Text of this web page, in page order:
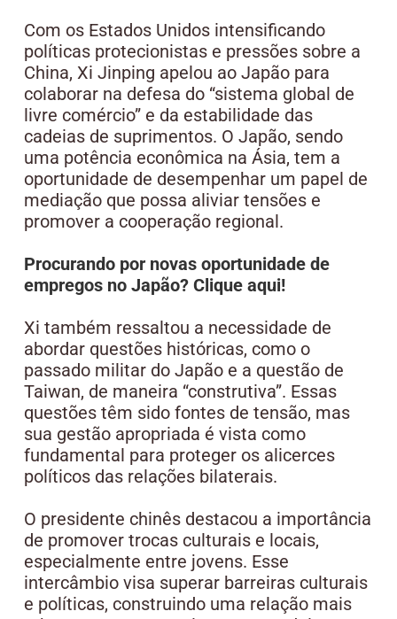
Com os Estados Unidos intensificando
políticas protecionistas e pressões sobre a
China, Xi Jinping apelou ao Japão para
colaborar na defesa do “sistema global de
livre comércio” e da estabilidade das
cadeias de suprimentos. O Japão, sendo
uma potência econômica na Ásia, tem a
oportunidade de desempenhar um papel de
mediação que possa aliviar tensões e
promover a cooperação regional.
Procurando por novas oportunidade de
empregos no Japão? Clique aqui!
Xi também ressaltou a necessidade de
abordar questões históricas, como o
passado militar do Japão e a questão de
Taiwan, de maneira “construtiva”. Essas
questões têm sido fontes de tensão, mas
sua gestão apropriada é vista como
fundamental para proteger os alicerces
políticos das relações bilaterais.
O presidente chinês destacou a importância
de promover trocas culturais e locais,
especialmente entre jovens. Esse
intercâmbio visa superar barreiras culturais
e políticas, construindo uma relação mais